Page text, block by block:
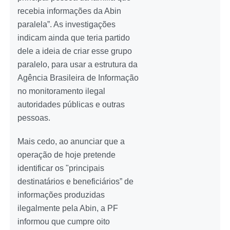
recebia informações da Abin
paralela”. As investigações
indicam ainda que teria partido
dele a ideia de criar esse grupo
paralelo, para usar a estrutura da
Agência Brasileira de Informação
no monitoramento ilegal
autoridades públicas e outras
pessoas.
Mais cedo, ao anunciar que a
operação de hoje pretende
identificar os "principais
destinatários e beneficiários” de
informações produzidas
ilegalmente pela Abin, a PF
informou que cumpre oito